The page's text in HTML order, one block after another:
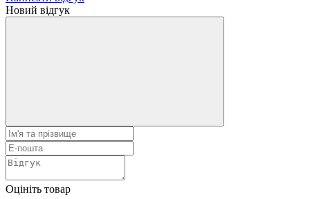
Новий відгук
Оцініть товар